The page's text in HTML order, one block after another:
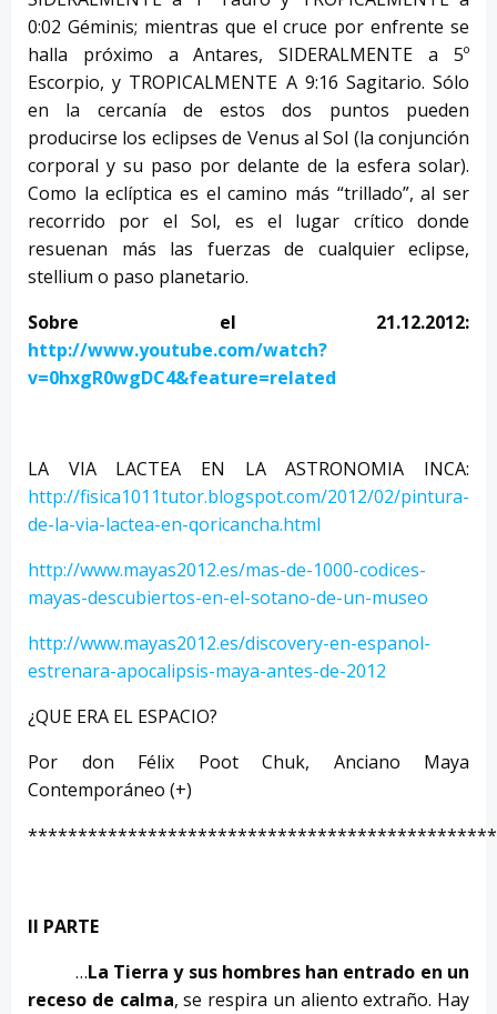
0:02 Géminis; mientras que el cruce por enfrente se
halla próximo a Antares, SIDERALMENTE a 5º
Escorpio, y TROPICALMENTE A 9:16 Sagitario. Sólo
en la cercanía de estos dos puntos pueden
producirse los eclipses de Venus al Sol (la conjunción
corporal y su paso por delante de la esfera solar).
Como la eclíptica es el camino más “trillado”, al ser
recorrido por el Sol, es el lugar crítico donde
resuenan más las fuerzas de cualquier eclipse,
stellium o paso planetario.
Sobre el 21.12.2012:
http://www.youtube.com/watch?
v=0hxgR0wgDC4&feature=related
LA VIA LACTEA EN LA ASTRONOMIA INCA:
http://fisica1011tutor.blogspot.com/2012/02/pintura-
de-la-via-lactea-en-qoricancha.html
http://www.mayas2012.es/mas-de-1000-codices-
mayas-descubiertos-en-el-sotano-de-un-museo
http://www.mayas2012.es/discovery-en-espanol-
estrenara-apocalipsis-maya-antes-de-2012
¿QUE ERA EL ESPACIO?
Por don Félix Poot Chuk, Anciano Maya
Contemporáneo (+)
II PARTE
…La Tierra y sus hombres han entrado en un
receso de calma, se respira un aliento extraño. Hay